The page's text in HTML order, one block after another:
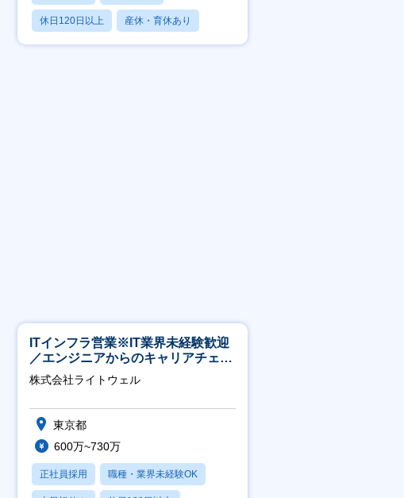
休日120日以上 産休・育休あり
月残業20時間以内
ITインフラ営業※IT業界未経験歓迎
／エンジニアからのキャリアチェン
ジ可※【週3～4日リモート可能】
株式会社ライトウェル
東京都
600万~730万
正社員採用 職種・業界未経験OK